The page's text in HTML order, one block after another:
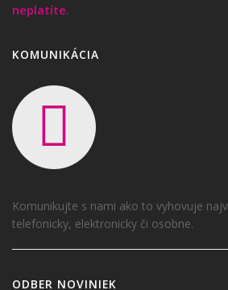
neplatíte.
KOMUNIKÁCIA
Komunikujte s nami ako to vyhovuje
telefonicky, elektronicky či osobne.
ODBER NOVINIEK